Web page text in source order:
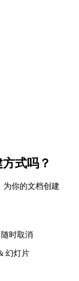
式吗？
为你的文档创建
随时取消
幻灯片